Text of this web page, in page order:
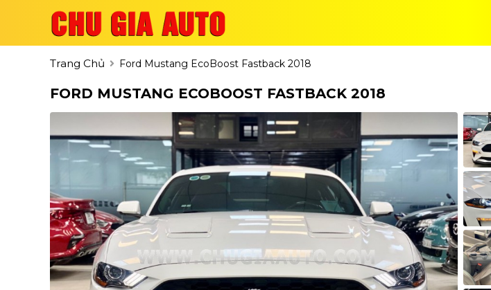
Trang Chủ Ford Mustang EcoBoost Fastback 2018
FORD MUSTANG ECOBOOST FASTBACK 2018